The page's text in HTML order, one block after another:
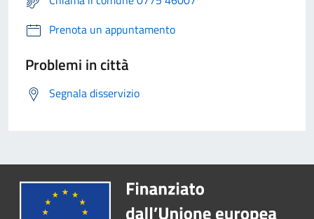
Prenota un appuntamento
Problemi in città
Segnala disservizio